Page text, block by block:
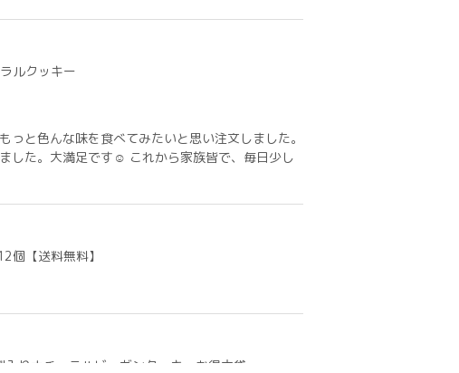
ルクッキー
と色んな味を食べてみたいと思い注文しました。
した。大満足です☺ これから家族皆で、毎日少し
個【送料無料】
りナチュラルビーガンクッキーお得大袋